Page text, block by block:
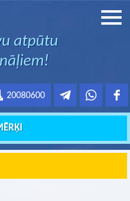
atpūtu
20080600